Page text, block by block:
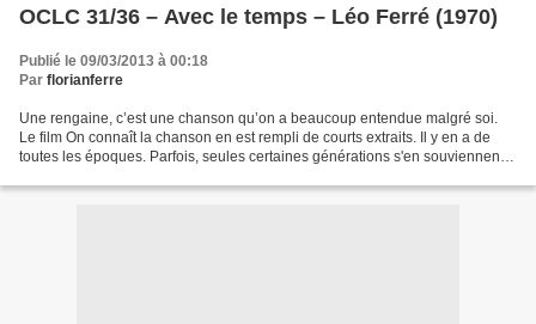
OCLC 31/36 – Avec le temps – Léo Ferré (1970)
Publié le 09/03/2013 à 00:18
Par florianferre
Une rengaine, c’est une chanson qu’on a beaucoup entendue malgré soi.
Le film On connaît la chanson en est rempli de courts extraits. Il y en a de
toutes les époques. Parfois, seules certaines générations s'en souviennent.